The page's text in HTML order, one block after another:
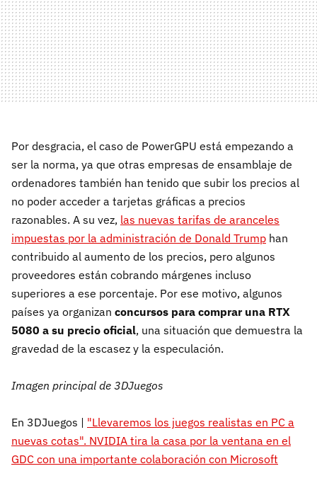
Por desgracia, el caso de PowerGPU está empezando a
ser la norma, ya que otras empresas de ensamblaje de
ordenadores también han tenido que subir los precios al
no poder acceder a tarjetas gráficas a precios
razonables. A su vez, las nuevas tarifas de aranceles
impuestas por la administración de Donald Trump han
contribuido al aumento de los precios, pero algunos
proveedores están cobrando márgenes incluso
superiores a ese porcentaje. Por ese motivo, algunos
países ya organizan concursos para comprar una RTX
5080 a su precio oficial, una situación que demuestra la
gravedad de la escasez y la especulación.
Imagen principal de 3DJuegos
En 3DJuegos | "Llevaremos los juegos realistas en PC a
nuevas cotas". NVIDIA tira la casa por la ventana en el
GDC con una importante colaboración con Microsoft